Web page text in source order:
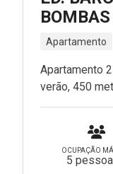
BOMBAS
Apartamento
Apartamento
verão, 450
OCUPAÇÃO
5